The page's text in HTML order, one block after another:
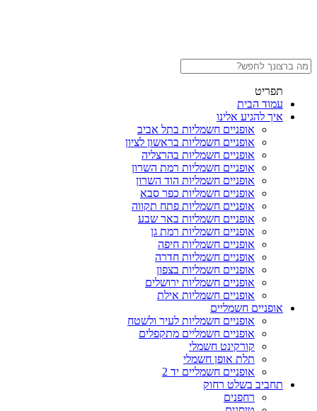
תפריט
עמוד הבית
איך להגיע אלינו
אופניים חשמליות בתל אביב
אופניים חשמליות בראשון לציון
אופניים חשמליות בהרצליה
אופניים חשמליות רמת השרון
אופניים חשמליות הוד השרון
אופניים חשמליות כפר סבא
אופניים חשמליות פתח תקווה
אופניים חשמליות באר שבע
אופניים חשמליות רמת גן
אופניים חשמליות חיפה
אופניים חשמליות חדרה
אופניים חשמליות בצפון
אופניים חשמליות ירושלים
אופניים חשמליות אילת
אופניים חשמליים
אופניים חשמליות לעיר ולשטח
אופניים חשמליים מתקפלים
קורקינט חשמלי
תלת אופן חשמלי
אופניים חשמליים יד 2
תחביב בשלט רחוק
רחפנים